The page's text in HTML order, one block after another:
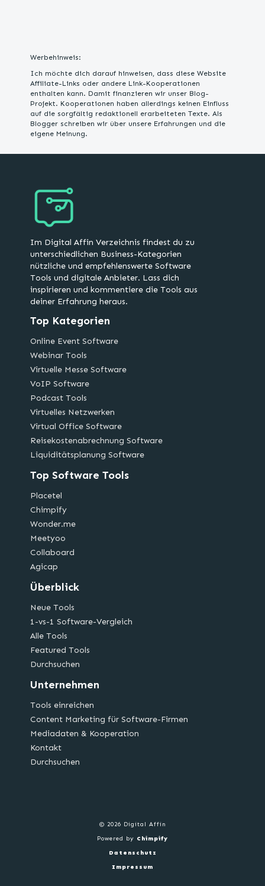
Werbehinweis:
Ich möchte dich darauf hinweisen, dass diese Website
Affiliate-Links oder andere Link-Kooperationen
enthalten kann. Damit finanzieren wir unser Blog-
Projekt. Kooperationen haben allerdings keinen Einfluss
auf die sorgfältig redaktionell erarbeiteten Texte. Als
Blogger schreiben wir über unsere Erfahrungen und die
eigene Meinung.
Im Digital Affin Verzeichnis findest du zu
unterschiedlichen Business-Kategorien
nützliche und empfehlenswerte Software
Tools und digitale Anbieter. Lass dich
inspirieren und kommentiere die Tools aus
deiner Erfahrung heraus.
Top Kategorien
Online Event Software
Webinar Tools
Virtuelle Messe Software
VoIP Software
Podcast Tools
Virtuelles Netzwerken
Virtual Office Software
Reisekostenabrechnung Software
Liquiditätsplanung Software
Top Software Tools
Placetel
Chimpify
Wonder.me
Meetyoo
Collaboard
Agicap
Überblick
Neue Tools
1-vs-1 Software-Vergleich
Alle Tools
Featured Tools
Durchsuchen
Unternehmen
Tools einreichen
Content Marketing für Software-Firmen
Mediadaten & Kooperation
Kontakt
Durchsuchen
© 2026 Digital Affin
Powered by Chimpify
Datenschutz
Impressum